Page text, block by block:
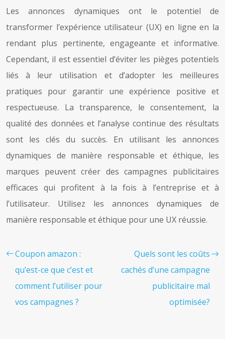
Les annonces dynamiques ont le potentiel de
transformer l’expérience utilisateur (UX) en ligne en la
rendant plus pertinente, engageante et informative.
Cependant, il est essentiel d’éviter les pièges potentiels
liés à leur utilisation et d’adopter les meilleures
pratiques pour garantir une expérience positive et
respectueuse. La transparence, le consentement, la
qualité des données et l’analyse continue des résultats
sont les clés du succès. En utilisant les annonces
dynamiques de manière responsable et éthique, les
marques peuvent créer des campagnes publicitaires
efficaces qui profitent à la fois à l’entreprise et à
l’utilisateur. Utilisez les annonces dynamiques de
manière responsable et éthique pour une UX réussie.
Coupon amazon :
qu’est-ce que c’est et
comment l’utiliser pour
vos campagnes ?
Quels sont les coûts
cachés d’une campagne
publicitaire mal
optimisée?